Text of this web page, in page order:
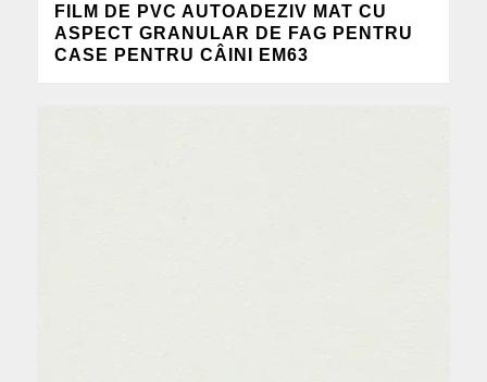
FILM DE PVC AUTOADEZIV MAT CU
ASPECT GRANULAR DE FAG PENTRU
CASE PENTRU CÂINI EM63